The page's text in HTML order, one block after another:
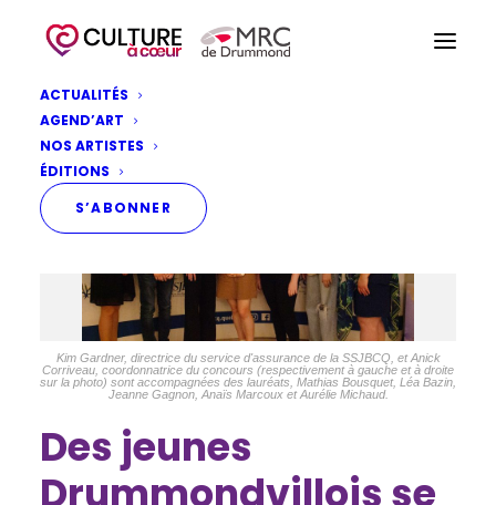
ACTUALITÉS
AGEND’ART
NOS ARTISTES
ÉDITIONS
S’ABONNER
Kim Gardner, directrice du service d'assurance de la SSJBCQ, et Anick
Corriveau, coordonnatrice du concours (respectivement à gauche et à droite
sur la photo) sont accompagnées des lauréats, Mathias Bousquet, Léa Bazin,
Jeanne Gagnon, Anaïs Marcoux et Aurélie Michaud.
Des jeunes
Drummondvillois se